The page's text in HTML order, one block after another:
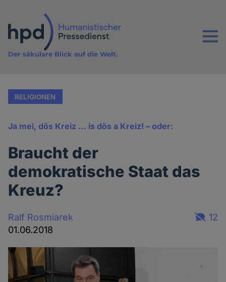
Inhalt
Menu
Der säkulare Blick auf die Welt.
RELIGIONEN
Ja mei, dös Kreiz … is dös a Kreiz! – oder:
Braucht der
demokratische Staat das
Kreuz?
Ralf Rosmiarek
01.06.2018
12